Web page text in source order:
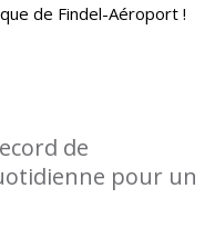
de Findel-Aéroport !
de
pour un